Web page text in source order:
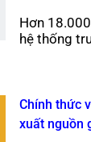
Hơn
hệ thống
Chính thức
xuất nguồn